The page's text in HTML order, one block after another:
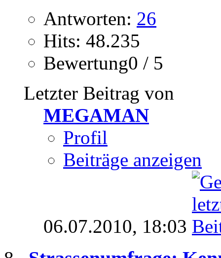
Antworten: 26
Hits: 48.235
Bewertung0 / 5
Letzter Beitrag von
MEGAMAN
Profil
Beiträge anzeigen
06.07.2010, 18:03